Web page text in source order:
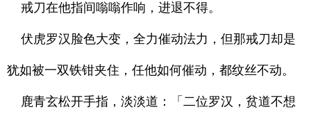
戒刀在他指间嗡嗡作响，进退不得。
伏虎罗汉脸色大变，全力催动法力，但那戒刀却是
犹如被一双铁钳夹住，任他如何催动，都纹丝不动。
鹿青玄松开手指，淡淡道：「二位罗汉，贫道不想